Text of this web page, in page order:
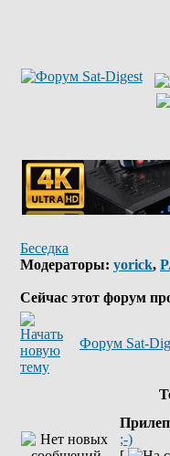
Беседка
Модераторы: yorick,
Сейчас этот форум
Форум Sat-
;-)